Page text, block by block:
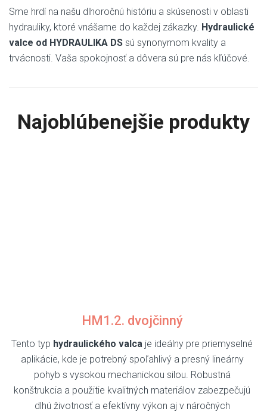
Sme hrdí na našu dlhoročnú históriu a skúsenosti v oblasti
hydrauliky, ktoré vnášame do každej zákazky. Hydraulické
valce od HYDRAULIKA DS sú synonymom kvality a
trvácnosti. Vaša spokojnosť a dôvera sú pre nás kľúčové.
Najoblúbenejšie produkty
HM1.2. dvojčinný
Tento typ hydraulického valca je ideálny pre priemyselné
aplikácie, kde je potrebný spoľahlivý a presný lineárny
pohyb s vysokou mechanickou silou. Robustná
konštrukcia a použitie kvalitných materiálov zabezpečujú
dlhú životnosť a efektívny výkon aj v náročných